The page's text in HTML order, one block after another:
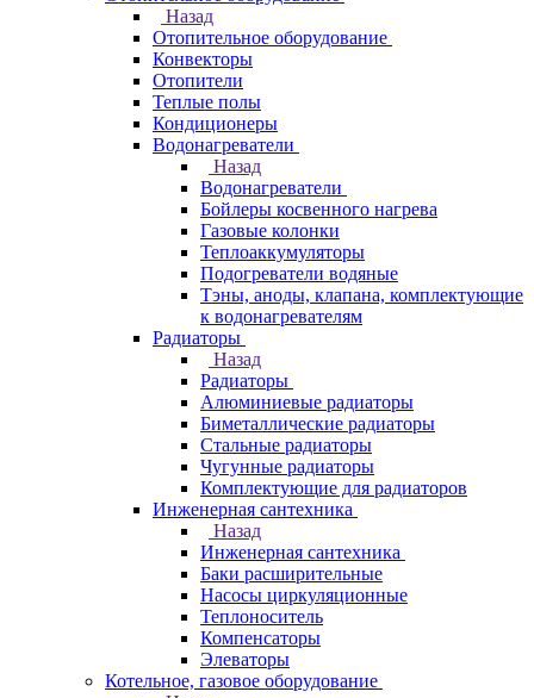
Назад
Отопительное оборудование
Конвекторы
Отопители
Теплые полы
Кондиционеры
Водонагреватели
Назад
Водонагреватели
Бойлеры косвенного нагрева
Газовые колонки
Теплоаккумуляторы
Подогреватели водяные
Тэны, аноды, клапана, комплектующие
к водонагревателям
Радиаторы
Назад
Радиаторы
Алюминиевые радиаторы
Биметаллические радиаторы
Стальные радиаторы
Чугунные радиаторы
Комплектующие для радиаторов
Инженерная сантехника
Назад
Инженерная сантехника
Баки расширительные
Насосы циркуляционные
Теплоноситель
Компенсаторы
Элеваторы
Котельное, газовое оборудование